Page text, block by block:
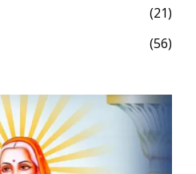
(21)
(56)